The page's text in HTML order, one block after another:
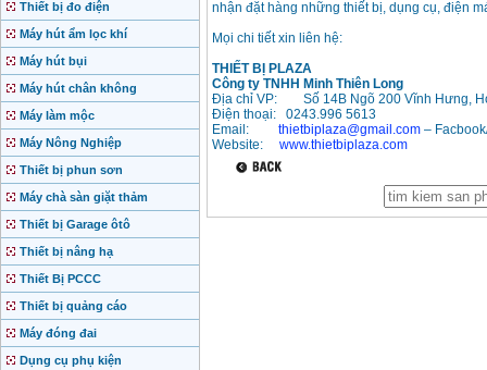
Thiết bị đo điện
Máy hút ẩm lọc khí
Máy hút bụi
Máy hút chân không
Máy làm mộc
Máy Nông Nghiệp
Thiết bị phun sơn
Máy chà sàn giặt thảm
Thiết bị Garage ôtô
Thiết bị nâng hạ
Thiết Bị PCCC
Thiết bị quảng cáo
Máy đóng đai
Dụng cụ phụ kiện
nhận đặt hàng những thiết bị, dụng cụ, điện
Mọi chi tiết xin liên hệ:
THIẾT BỊ PLAZA
Công ty TNHH Minh Thiên Long
Địa chỉ VP:
Số 14B Ngõ 200 Vĩnh Hưng,
Điện thoại: 0243.996 5613
Email: thietbiplaza@gmail.com –
Website: www.thietbiplaza.com